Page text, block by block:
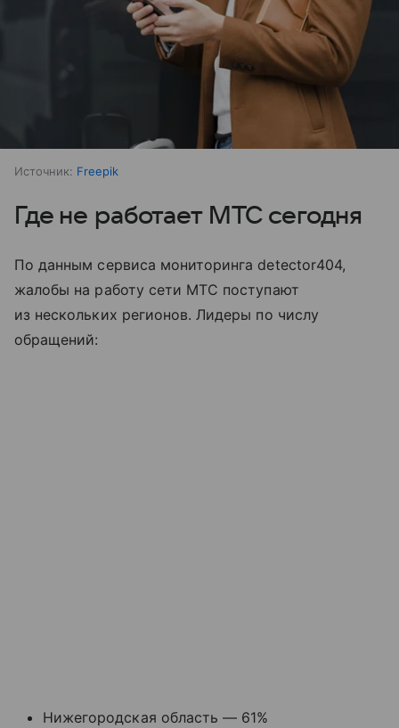
Источник: Freepik
Где не работает МТС сегодня
По данным сервиса мониторинга detector404,
жалобы на работу сети МТС поступают
из нескольких регионов. Лидеры по числу
обращений:
Нижегородская область — 61%